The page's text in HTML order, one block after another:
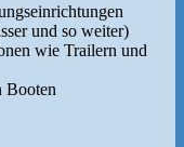
und so weiter)
wie Trailern und
Booten